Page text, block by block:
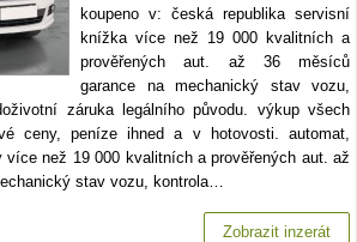
koupeno v: česká republika servisní
knížka více než 19 000 kvalitních a
prověřených aut. až 36 měsíců
garance na mechanický stav vozu,
záruka legálního původu. výkup všech
ceny, peníze ihned a v hotovosti. automat,
více než 19 000 kvalitních a prověřených aut. až
stav vozu, kontrola…
Zobrazit inzerát